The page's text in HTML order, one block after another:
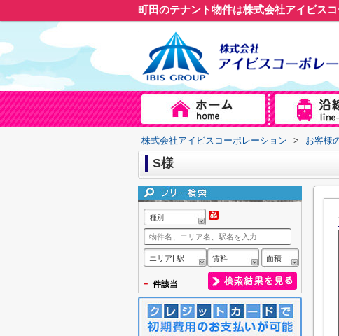
町田のテナント物件は株式会社アイビス
株式会社アイビスコーポレーション > お客様
S様
種別
エリア| 駅 賃料 面積
- 件該当